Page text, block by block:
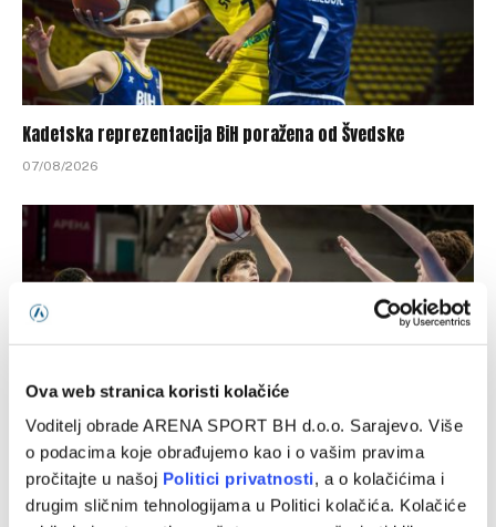
Ova web stranica koristi kolačiće
Voditelj obrade ARENA SPORT BH d.o.o. Sarajevo. Više
o podacima koje obrađujemo kao i o vašim pravima
pročitajte u našoj Politici privatnosti, a o kolačićima i
drugim sličnim tehnologijama u Politici kolačića. Kolačiće
Kadetska reprezentacija BiH poražena od Švedske
07/08/2026
Bh. kadeti ubjedljivi protiv Norveške
06/08/2026